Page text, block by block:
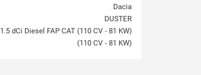
Dacia
DUSTER
1.5 dCi Diesel FAP CAT (110 CV - 81 KW)
(110 CV - 81 KW)